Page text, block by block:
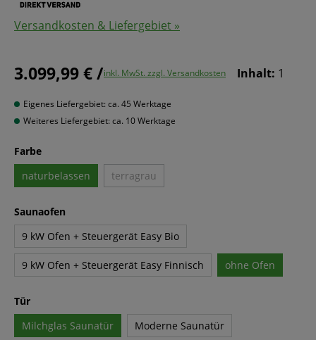
Versandkosten & Liefergebiet »
3.099,99 € /inkl. MwSt. zzgl. Versandkosten Inhalt: 1
Eigenes Liefergebiet: ca. 45 Werktage
Weiteres Liefergebiet: ca. 10 Werktage
Farbe
naturbelassen
terragrau
Saunaofen
9 kW Ofen + Steuergerät Easy Bio
9 kW Ofen + Steuergerät Easy Finnisch ohne Ofen
Tür
Milchglas Saunatür
Moderne Saunatür